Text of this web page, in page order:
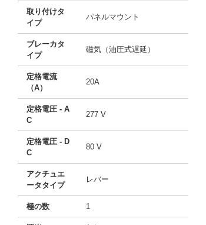
取り付けタ
イプ
パネルマウント
ブレーカタ
イプ
磁気（油圧式遅延）
定格電流
（A）
20A
定格電圧 - A
C
277 V
定格電圧 - D
C
80 V
アクチュエ
ータタイプ
レバー
極の数 1